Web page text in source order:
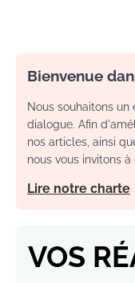
Bienvenue
Nous souhaitons
dialogue. Afin
nos articles, ainsi
nous vous invitons
Lire notre charte
VOS